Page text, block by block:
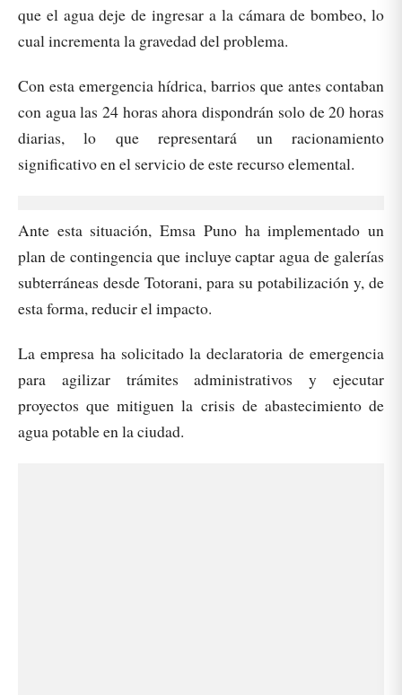
que el agua deje de ingresar a la cámara de bombeo, lo
cual incrementa la gravedad del problema.
Con esta emergencia hídrica, barrios que antes contaban
con agua las 24 horas ahora dispondrán solo de 20 horas
diarias, lo que representará un racionamiento
significativo en el servicio de este recurso elemental.
Ante esta situación, Emsa Puno ha implementado un
plan de contingencia que incluye captar agua de galerías
subterráneas desde Totorani, para su potabilización y, de
esta forma, reducir el impacto.
La empresa ha solicitado la declaratoria de emergencia
para agilizar trámites administrativos y ejecutar
proyectos que mitiguen la crisis de abastecimiento de
agua potable en la ciudad.